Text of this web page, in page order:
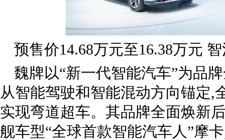
预售价14.68万元至16.38万元
魏牌以“新一代智能汽车”为品
从智能驾驶和智能混动方向锚定,
实现弯道超车。其品牌全面焕新
舰车型“全球首款智能汽车人”摩